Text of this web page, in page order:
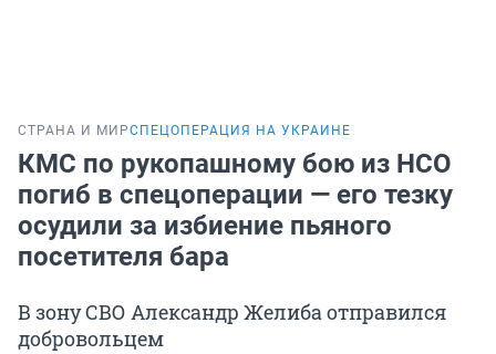
СТРАНА И МИРСПЕЦОПЕРАЦИЯ НА УКРАИНЕ
КМС по рукопашному бою из НСО
погиб в спецоперации — его тезку
осудили за избиение пьяного
посетителя бара
В зону СВО Александр Желиба отправился
добровольцем